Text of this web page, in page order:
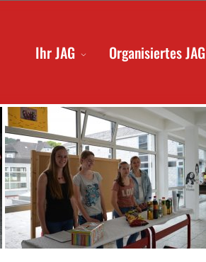
Ihr JAG Organisiertes JAG